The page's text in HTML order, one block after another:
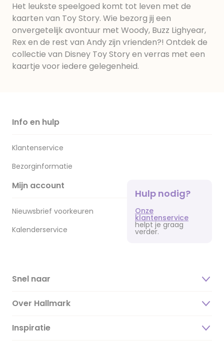
Het leukste speelgoed komt tot leven met de
kaarten van Toy Story. Wie bezorg jij een
onvergetelijk avontuur met Woody, Buzz Lighyear,
Rex en de rest van Andy zijn vrienden?! Ontdek de
collectie van Disney Toy Story en verras met een
kaartje voor iedere gelegenheid.
Info en hulp
Klantenservice
Bezorginformatie
Mijn account
Nieuwsbrief voorkeuren
Kalenderservice
Hulp nodig?
Onze
klantenservice
helpt je graag
verder.
Snel naar
Over Hallmark
Over ons
Inspiratie